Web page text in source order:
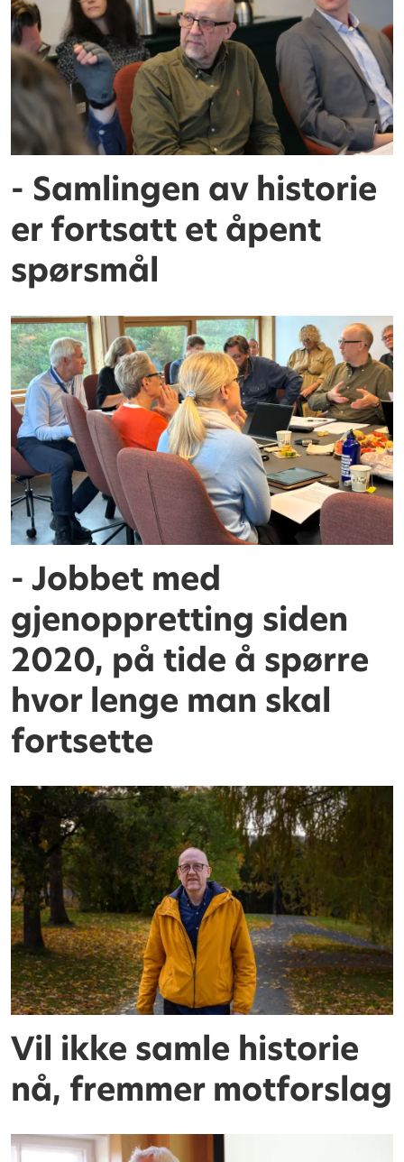
- Samlingen av historie
er fortsatt et åpent
spørsmål
- Jobbet med
gjenoppretting siden
2020, på tide å spørre
hvor lenge man skal
fortsette
Vil ikke samle historie
nå, fremmer motforslag